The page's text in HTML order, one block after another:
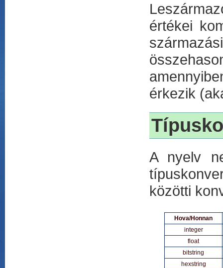
értékei
érkezik
A nyelv
közötti
Hova/Honnan
integer
float
bitstring
hexstring